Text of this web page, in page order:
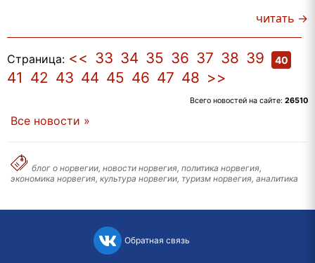
читать →
Страница: << 33 34 35 36 37 38 39 40
41 42 43 44 45 46 47 48 >>
Всего новостей на сайте: 26510
Все новости »
блог о норвегии, новости норвегия, политика норвегия,
экономика норвегия, культура норвегии, туризм норвегия, аналитика
Обратная связь